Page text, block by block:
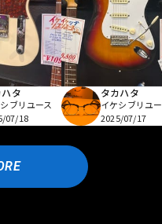
タ
ブリユース
07/18
タカハタ
イケシブリユ
2025/07/17